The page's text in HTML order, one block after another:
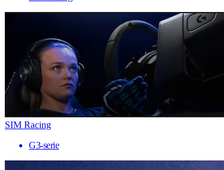
SIM Racing
G3-serie